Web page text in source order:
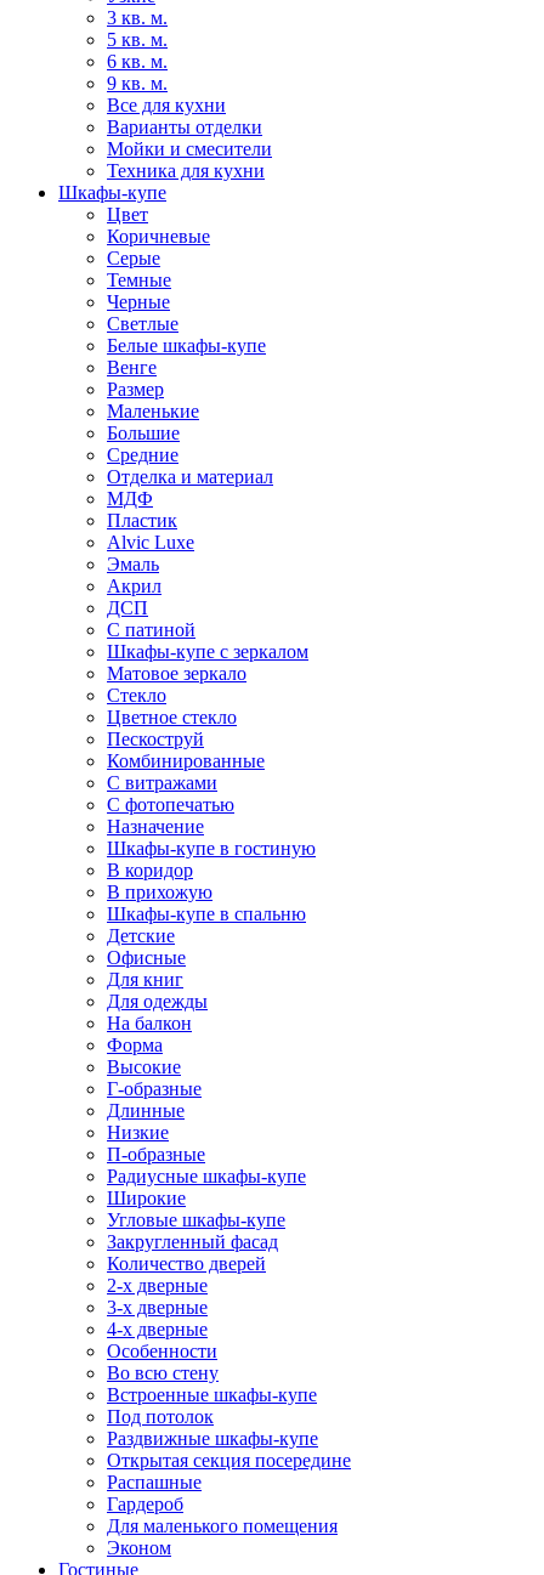
3 кв. м.
5 кв. м.
6 кв. м.
9 кв. м.
Все для кухни
Варианты отделки
Мойки и смесители
Техника для кухни
Шкафы-купе
Цвет
Коричневые
Серые
Темные
Черные
Светлые
Белые шкафы-купе
Венге
Размер
Маленькие
Большие
Средние
Отделка и материал
МДФ
Пластик
Alvic Luxe
Эмаль
Акрил
ДСП
С патиной
Шкафы-купе с зеркалом
Матовое зеркало
Стекло
Цветное стекло
Пескоструй
Комбинированные
С витражами
С фотопечатью
Назначение
Шкафы-купе в гостиную
В коридор
В прихожую
Шкафы-купе в спальню
Детские
Офисные
Для книг
Для одежды
На балкон
Форма
Высокие
Г-образные
Длинные
Низкие
П-образные
Радиусные шкафы-купе
Широкие
Угловые шкафы-купе
Закругленный фасад
Количество дверей
2-х дверные
3-х дверные
4-х дверные
Особенности
Во всю стену
Встроенные шкафы-купе
Под потолок
Раздвижные шкафы-купе
Открытая секция посередине
Распашные
Гардероб
Для маленького помещения
Эконом
Гостиные